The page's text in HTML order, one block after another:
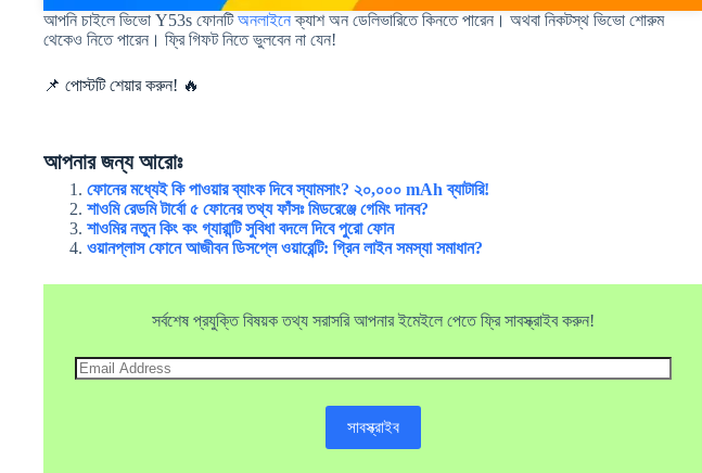
আপনি চাইলে ভিভো Y53s ফোনটিঅনলাইনেক্যাশ অন ডেলিভারিতে কিনতে পারেন। অথবা নিকটস্থ ভিভো শোরুম
থেকেও নিতে পারেন। ফ্রি গিফট নিতে ভুলবেন না যেন!
📌 পোস্টটি শেয়ার করুন! 🔥
আপনার জন্য আরোঃ
ফোনের মধ্যেই কি পাওয়ার ব্যাংক দিবে স্যামসাং? ২০,০০০ mAh ব্যাটারি!
শাওমি রেডমি টার্বো ৫ ফোনের তথ্য ফাঁসঃ মিডরেঞ্জে গেমিং দানব?
শাওমির নতুন কিং কং গ্যারান্টি সুবিধা বদলে দিবে পুরো ফোন
ওয়ানপ্লাস ফোনে আজীবন ডিসপ্লে ওয়ারেন্টি: গ্রিন লাইন সমস্যা সমাধান?
সর্বশেষ প্রযুক্তি বিষয়ক তথ্য সরাসরি আপনার ইমেইলে পেতে ফ্রি সাবস্ক্রাইব করুন!
Email
Address
সাবস্ক্রাইব